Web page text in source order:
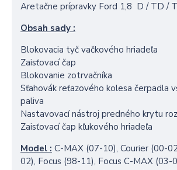
Aretačne prípravky Ford 1,8 D / TD /
Obsah sady :
Blokovacia tyč vačkového hriadeľa
Zaisťovací čap
Blokovanie zotrvačníka
Sťahovák reťazového kolesa čerpadla
paliva
Nastavovací nástroj predného krytu
Zaisťovací čap kľukového hriadeľa
Model : C-MAX (07-10), Courier (00-
02), Focus (98-11), Focus C-MAX (03-